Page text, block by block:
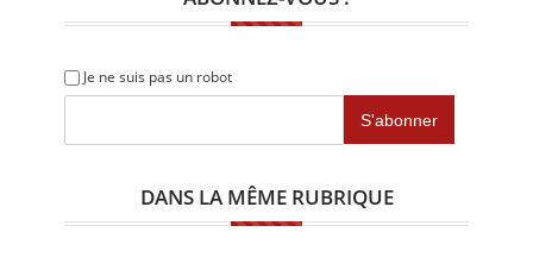
Je ne suis pas un robot
DANS LA MÊME RUBRIQUE